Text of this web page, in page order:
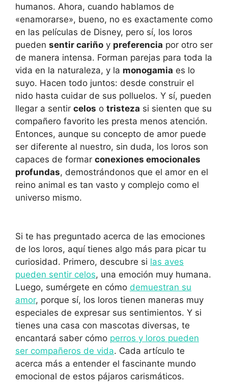
humanos. Ahora, cuando hablamos de
«enamorarse», bueno, no es exactamente como
en las películas de Disney, pero sí, los loros
pueden sentir cariño y preferencia por otro ser
de manera intensa. Forman parejas para toda la
vida en la naturaleza, y la monogamia es lo
suyo. Hacen todo juntos: desde construir el
nido hasta cuidar de sus polluelos. Y sí, pueden
llegar a sentir celos o tristeza si sienten que su
compañero favorito les presta menos atención.
Entonces, aunque su concepto de amor puede
ser diferente al nuestro, sin duda, los loros son
capaces de formar conexiones emocionales
profundas, demostrándonos que el amor en el
reino animal es tan vasto y complejo como el
universo mismo.
Si te has preguntado acerca de las emociones
de los loros, aquí tienes algo más para picar tu
curiosidad. Primero, descubre si las aves
pueden sentir celos, una emoción muy humana.
Luego, sumérgete en cómo demuestran su
amor, porque sí, los loros tienen maneras muy
especiales de expresar sus sentimientos. Y si
tienes una casa con mascotas diversas, te
encantará saber cómo perros y loros pueden
ser compañeros de vida. Cada artículo te
acerca más a entender el fascinante mundo
emocional de estos pájaros carismáticos.